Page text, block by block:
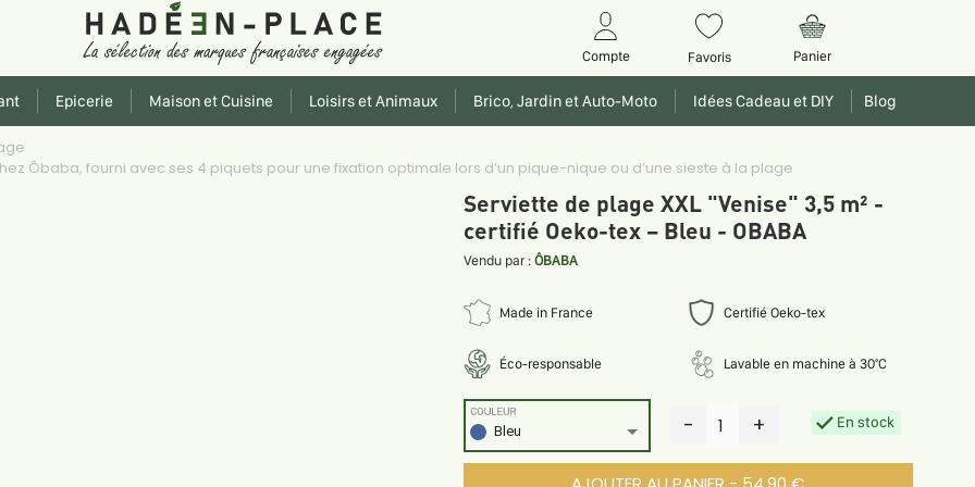
Compte Favoris Panier
Epicerie Maison et Cuisine Loisirs et Animaux Brico, Jardin et Auto-Moto Idées Cadeau et DIY Blog
Ôbaba, fourni avec ses 4 piquets pour une fixation optimale lors d’un pique-nique ou d’une sieste à la plage
Serviette de plage XXL "Venise" 3,5 m² -
certifié Oeko-tex – Bleu - OBABA
Vendu par : ÔBABA
Made in France Certifié Oeko-tex
Éco-responsable Lavable en machine à 30°C
Bleu
COULEUR - 1 + En stock